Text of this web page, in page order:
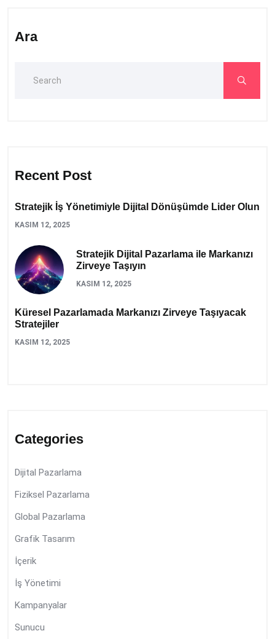
Ara
Recent Post
Stratejik İş Yönetimiyle Dijital Dönüşümde Lider Olun
KASIM 12, 2025
Stratejik Dijital Pazarlama ile Markanızı
Zirveye Taşıyın
KASIM 12, 2025
Küresel Pazarlamada Markanızı Zirveye Taşıyacak
Stratejiler
KASIM 12, 2025
Categories
Dijital Pazarlama
Fiziksel Pazarlama
Global Pazarlama
Grafik Tasarım
İçerik
İş Yönetimi
Kampanyalar
Sunucu